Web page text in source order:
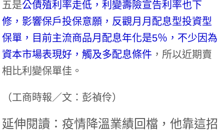
五是公債殖利率走低，利變壽險宣告利率也下
修，影響保戶投保意願，反觀月月配息型投資型
保單，目前主流商品月配息年化是5％，不少因為
資本市場表現好，觸及多配息條件 ，所以近期賣
相比利變保單佳。
（工商時報／文：彭禎伶）
延伸閱讀：疫情降溫業績回檔，他靠這招